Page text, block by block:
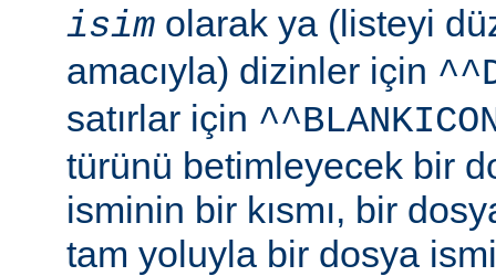
isim olarak ya (listeyi
amacıyla) dizinler için
satırlar için
türünü betimleyecek bir
isminin bir kısmı, bir
tam yoluyla bir dosya